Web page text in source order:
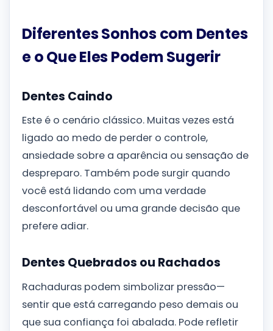
Diferentes Sonhos com Dentes
e o Que Eles Podem Sugerir
Dentes Caindo
Este é o cenário clássico. Muitas vezes está
ligado ao medo de perder o controle,
ansiedade sobre a aparência ou sensação de
despreparo. Também pode surgir quando
você está lidando com uma verdade
desconfortável ou uma grande decisão que
prefere adiar.
Dentes Quebrados ou Rachados
Rachaduras podem simbolizar pressão—
sentir que está carregando peso demais ou
que sua confiança foi abalada. Pode refletir